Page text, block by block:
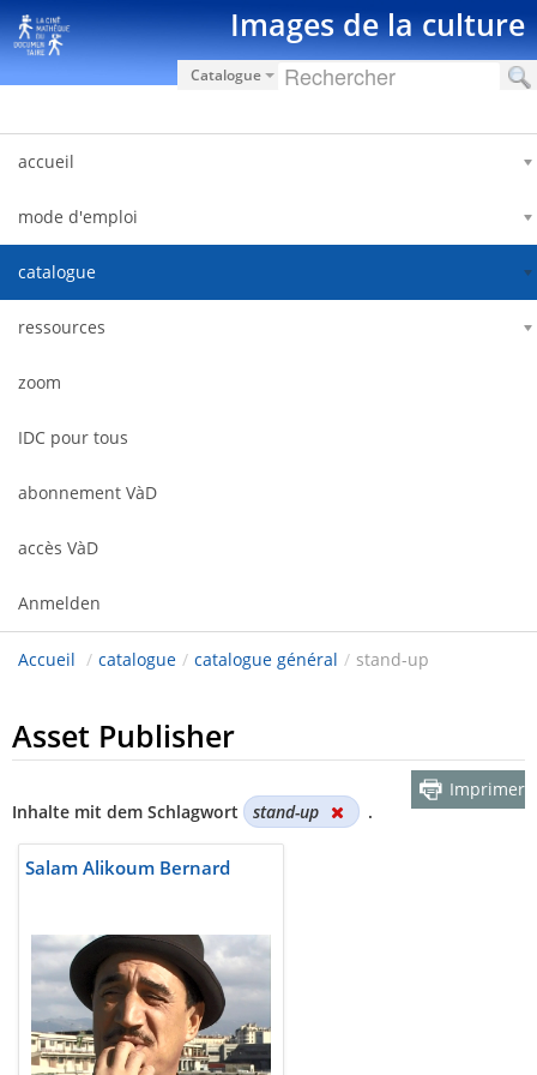
Zum Inhalt wechseln Images de la culture
Catalogue
accueil
mode d'emploi
catalogue
ressources
zoom
IDC pour tous
abonnement VàD
accès VàD
Anmelden
Accueil / catalogue / catalogue général / stand-up
Asset Publisher
Inhalte mit dem Schlagwort stand-up .
Imprimer
Salam Alikoum Bernard